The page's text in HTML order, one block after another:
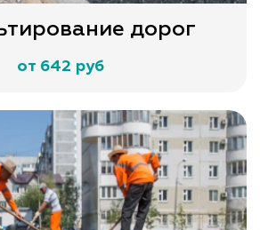
дорог
от 642 руб